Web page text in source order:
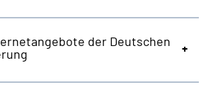
(DGS)der Deutschen